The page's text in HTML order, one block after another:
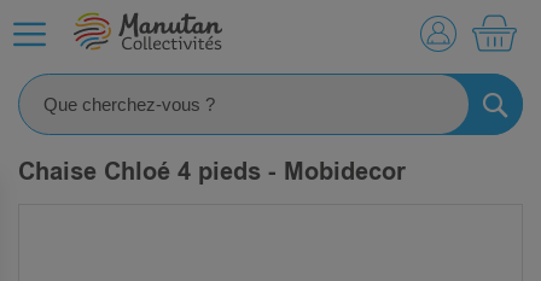
Chaise Chloé 4 pieds - Mobidecor